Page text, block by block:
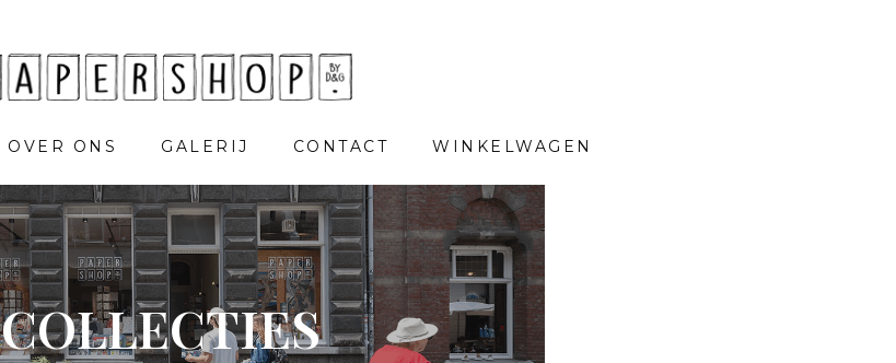
OVER ONS GALERIJ CONTACT WINKELWAGEN
COLLECTIES